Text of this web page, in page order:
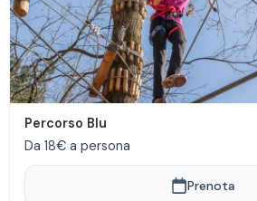
Percorso Blu
Da 18€ a persona
Prenota